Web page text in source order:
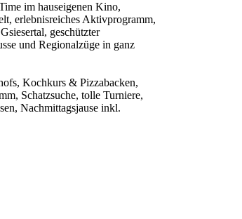
im hauseigenen Kino,
erlebnisreiches Aktivprogramm,
geschützter
und Regionalzüge in ganz
Kochkurs & Pizzabacken,
Schatzsuche, tolle Turniere,
Nachmittagsjause inkl.